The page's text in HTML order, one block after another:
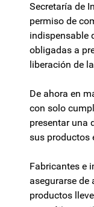
Secretaría de
permiso de
indispensable
obligadas a
liberación de
De ahora en
con solo
presentar una
sus productos
Fabricantes e
asegurarse de
productos